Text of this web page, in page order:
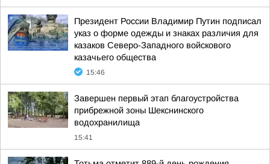
Президент России Владимир Путин подписал
указ о форме одежды и знаках различия для
казаков Северо-Западного войскового
казачьего общества
15:46
Завершен первый этап благоустройства
прибрежной зоны Шекснинского
водохранилища
15:41